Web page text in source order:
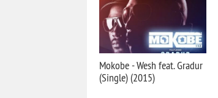
Mokobe - Wesh feat. Gradur
(Single) (2015)